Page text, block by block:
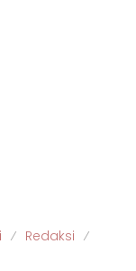
Redaksi